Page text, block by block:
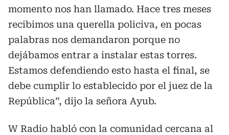
momento nos han llamado. Hace tres meses
recibimos una querella policiva, en pocas
palabras nos demandaron porque no
dejábamos entrar a instalar estas torres.
Estamos defendiendo esto hasta el final, se
debe cumplir lo establecido por el juez de la
República”, dijo la señora Ayub.
W Radio habló con la comunidad cercana al